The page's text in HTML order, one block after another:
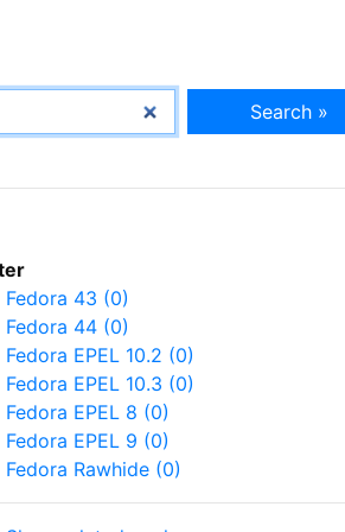
Search »
Fedora 43 (0)
Fedora 44 (0)
Fedora EPEL 10.2 (0)
Fedora EPEL 10.3 (0)
Fedora EPEL 8 (0)
Fedora EPEL 9 (0)
Fedora Rawhide (0)